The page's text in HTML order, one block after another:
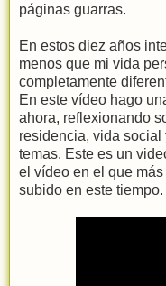
páginas guarras.
En estos diez años
menos que mi vida
completamente
En este vídeo hago
ahora, reflexionando
residencia, vida social
temas. Este es un
el vídeo en el que
subido en este tiempo.